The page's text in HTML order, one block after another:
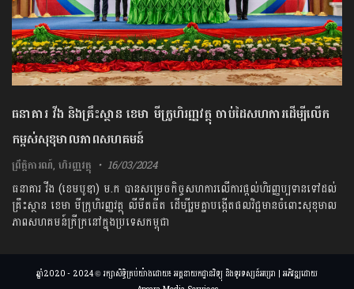
ធនាគារ វីង និង​គ្រឹះ​ស្ថាន ខេមា មីក្រូហិរញ្ញវត្ថុ ចាប់​ដៃ​សហ​ការ​ដើម្បី​លើក​
កម្ពស់​សុខុ​មាល​ភាព​សហ​គមន៍
ព្រឹត្តិការណ៍,ហិរញ្ញវត្ថុ 16/03/2024
ធនាគារ វីង (ខេមបូឌា) ម.ក បានសម្រេចកិច្ចសហការលើការផ្ដល់ហិរញ្ញប្បទានទៅដល់
គ្រឹះស្ថាន ខេមា មីក្រូហិរញ្ញវត្ថុ លីមីតធីត ដើម្បីរួមគ្នាបង្កើតផលវិជ្ជមានចំពោះសុខុមាល
ភាពសហគមន៍ក្រីក្រនៅក្នុងប្រទេសកម្ពុជា
ឆ្នាំ2020 - 2024 © រក្សាសិទ្ធិគ្រប់យ៉ាងដោយ៖ អគ្គនាយកដ្ឋានវិទ្យុ និងទូរទស្សន៍អប្សរា | អភិវឌ្ឍដោយ